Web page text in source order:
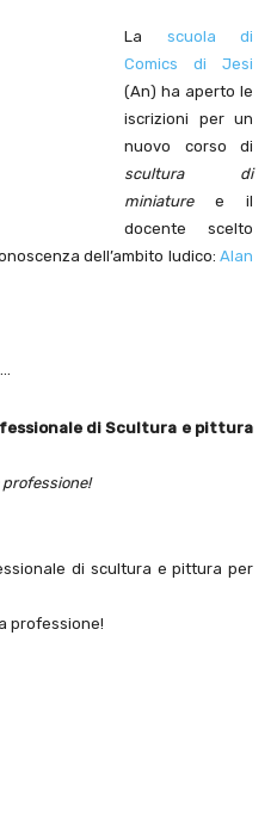
La scuola di
Comics di Jesi
(An) ha aperto le
iscrizioni per un
nuovo corso di
scultura di
miniaturee il
docente scelto
dell’ambito ludico: Alan
di Scultura e pittura
di scultura e pittura per
professione!